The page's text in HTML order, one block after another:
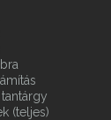
(teljes)